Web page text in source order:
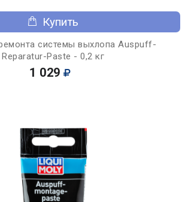
Купить
системы выхлопа Auspuff-
Reparatur-Paste - 0,2 кг
1 029